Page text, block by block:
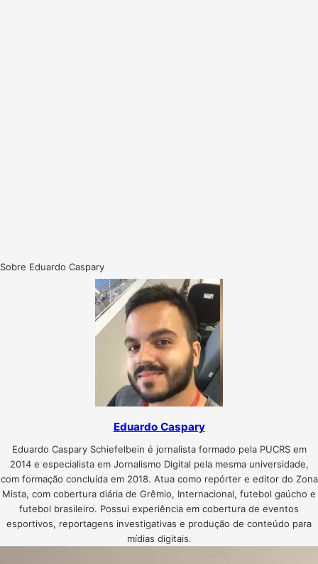
Sobre Eduardo Caspary
Eduardo Caspary
Eduardo Caspary Schiefelbein é jornalista formado pela PUCRS em
2014 e especialista em Jornalismo Digital pela mesma universidade,
com formação concluída em 2018. Atua como repórter e editor do Zona
Mista, com cobertura diária de Grêmio, Internacional, futebol gaúcho e
futebol brasileiro. Possui experiência em cobertura de eventos
esportivos, reportagens investigativas e produção de conteúdo para
mídias digitais.